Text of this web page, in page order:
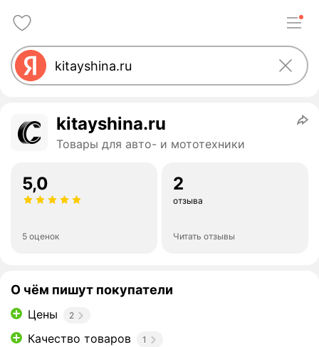
kitayshina.ru
Товары для авто- и мототехники
5,0
5 оценок
2
отзыва
Читать отзывы
О чём пишут покупатели
Цены 2
Качество товаров 1